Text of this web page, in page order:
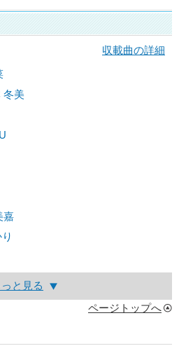
収載曲の詳細
冬美
嘉
っと見る
ページトップへ